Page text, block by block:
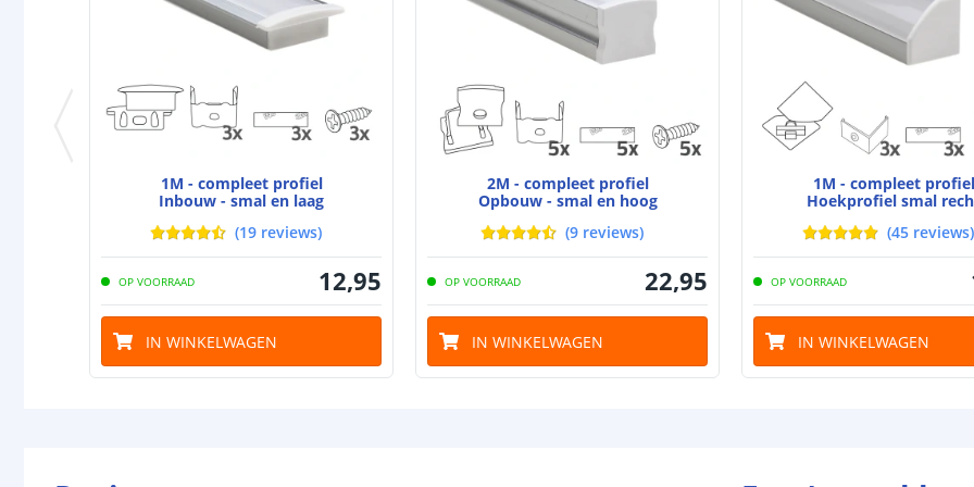
Dikte led strip
Aansluiting
Aansluiting
1M - compleet profiel
Inbouw - smal en laag
(19 reviews)
OP VOORRAAD 12,95
IN WINKELWAGEN
2M - compleet profiel
Opbouw - smal en hoog
(9 reviews)
OP VOORRAAD 22,95
IN WINKELWAGEN
1M - compleet profiel
Hoekprofiel smal
(45 reviews)
OP VOORRAAD
IN WINKELWAGEN